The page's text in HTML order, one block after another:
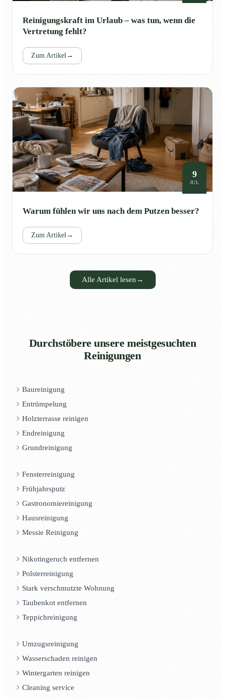
Reinigungskraft im Urlaub – was tun, wenn die
Vertretung fehlt?
Zum Artikel →
9
JUL
Warum fühlen wir uns nach dem Putzen besser?
Zum Artikel →
Alle Artikel lesen →
Durchstöbere unsere meistgesuchten
Reinigungen
Baureinigung
Entrümpelung
Holzterrasse reinigen
Endreinigung
Grundreinigung
Fensterreinigung
Frühjahrsputz
Gastronomiereinigung
Hausreinigung
Messie Reinigung
Nikotingeruch entfernen
Polsterreinigung
Stark verschmutzte Wohnung
Taubenkot entfernen
Teppichreinigung
Umzugsreinigung
Wasserschaden reinigen
Wintergarten reinigen
Cleaning service